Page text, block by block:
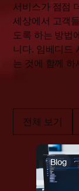
서비스가 점점
세상에서 고객
도록 하는 방법
니다. 임베디드
는 것에 함께 하
전체 보기
Blog